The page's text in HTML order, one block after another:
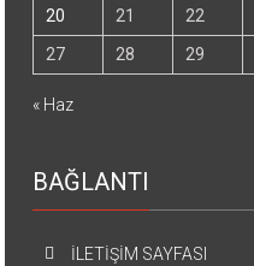
20
21 22
27
28 29
« Haz
BAĞLANTI
İLETİŞİM SAYFASI